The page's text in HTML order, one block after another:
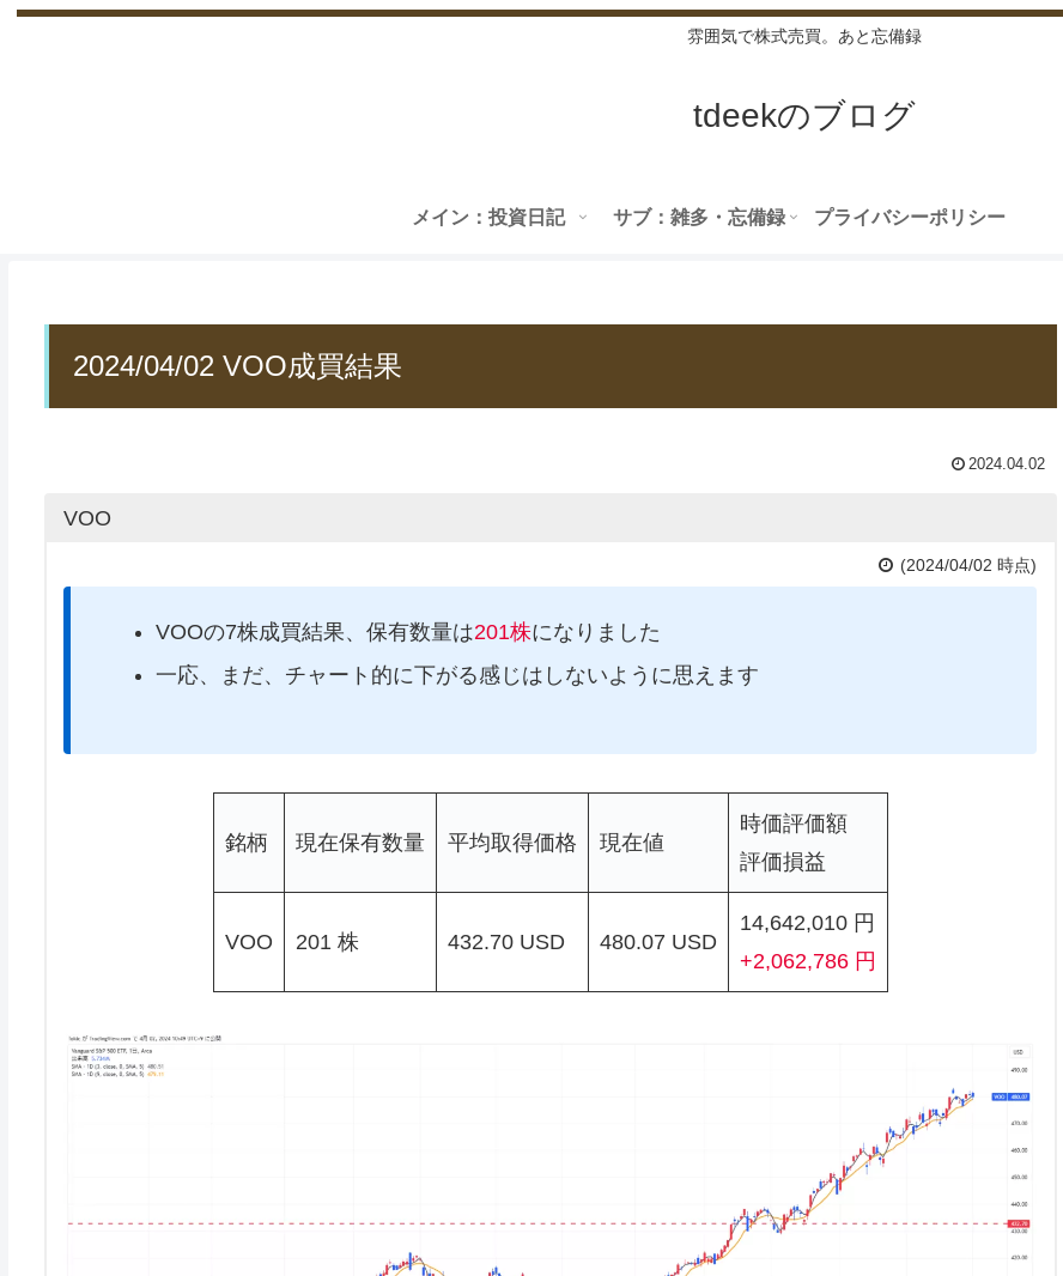
雰囲気で株式売買。あと忘備録
tdeekのブログ
メイン：投資日記 サブ：雑多・忘備録 プライバシーポリシー
2024/04/02 VOO成買結果
2024.04.02
VOO
(2024/04/02 時点)
VOOの7株成買結果、保有数量は201株になりました
一応、まだ、チャート的に下がる感じはしないように思えます
銘柄 現在保有数量 平均取得価格 現在値
時価評価額
評価損益
VOO 201 株 432.70 USD 480.07 USD
14,642,010 円
+2,062,786 円